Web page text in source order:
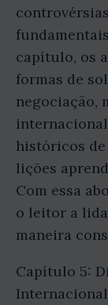
capítulo, os
formas de
negociação,
históricos
lições
Com essa
o leitor a
maneira
Capítulo 5: